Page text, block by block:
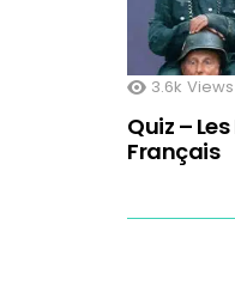
3.6k Views
Quiz –
Français